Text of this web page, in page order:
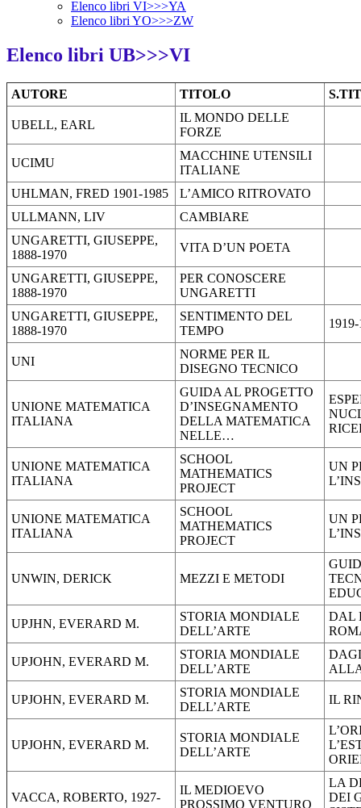
Elenco libri VI>>>YA
Elenco libri YO>>>ZW
Elenco libri UB>>>VI
AUTORE TITOLO
UBELL, EARL
IL MONDO DELLE
FORZE
UCIMU
MACCHINE UTENSILI
ITALIANE
UHLMAN, FRED 1901-1985
L’AMICO RITROVATO
ULLMANN, LIV
CAMBIARE
UNGARETTI, GIUSEPPE,
1888-1970
VITA D’UN POETA
UNGARETTI, GIUSEPPE,
1888-1970
PER CONOSCERE
UNGARETTI
UNGARETTI, GIUSEPPE,
1888-1970
SENTIMENTO DEL
TEMPO
UNI
NORME PER IL
DISEGNO TECNICO
UNIONE MATEMATICA
ITALIANA
GUIDA AL PROGETTO
D’INSEGNAMENTO
DELLA MATEMATICA
NELLE…
UNIONE MATEMATICA
ITALIANA
SCHOOL
MATHEMATICS
PROJECT
UN
UNIONE MATEMATICA
ITALIANA
SCHOOL
MATHEMATICS
PROJECT
UN
UNWIN, DERICK MEZZI E METODI
UPJHN, EVERARD M.
STORIA MONDIALE
DELL’ARTE
DAL
UPJOHN, EVERARD M.
STORIA MONDIALE
DELL’ARTE
UPJOHN, EVERARD M.
STORIA MONDIALE
DELL’ARTE
IL
UPJOHN, EVERARD M.
STORIA MONDIALE
DELL’ARTE
VACCA, ROBERTO, 1927-
IL MEDIOEVO
PROSSIMO VENTURO
LA
DEI